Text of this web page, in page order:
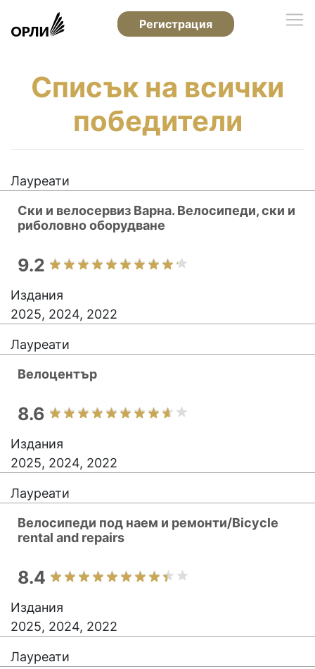
Регистрация
Списък на всички
победители
Лауреати
Ски и велосервиз Варна. Велосипеди, ски и
риболовно оборудване
9.2
Издания
2025, 2024, 2022
Лауреати
Велоцентър
8.6
Издания
2025, 2024, 2022
Лауреати
Велосипеди под наем и ремонти/Bicycle
rental and repairs
8.4
Издания
2025, 2024, 2022
Лауреати